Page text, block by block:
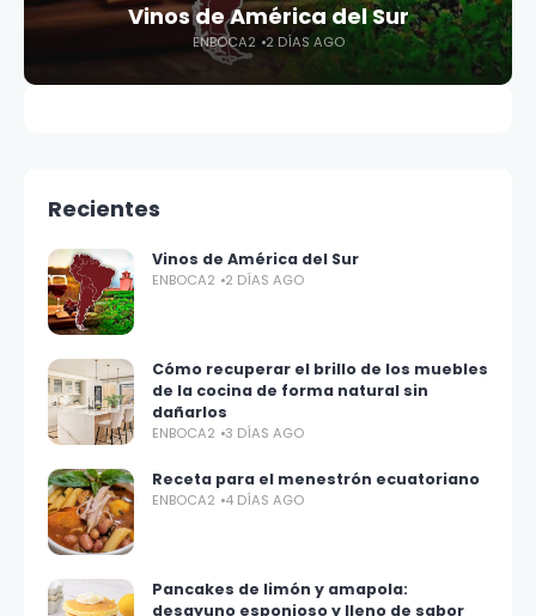
Vinos de América del Sur
ENBOCA2 2 DÍAS AGO
Recientes
Vinos de América del Sur
ENBOCA2 2 DÍAS AGO
Cómo recuperar el brillo de los muebles
de la cocina de forma natural sin
dañarlos
ENBOCA2 3 DÍAS AGO
Receta para el menestrón ecuatoriano
ENBOCA2 4 DÍAS AGO
Pancakes de limón y amapola:
desayuno esponjoso y lleno de sabor